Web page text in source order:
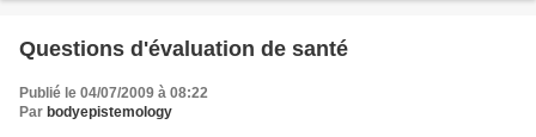
Questions d'évaluation de santé
Publié le 04/07/2009 à 08:22
Par bodyepistemology